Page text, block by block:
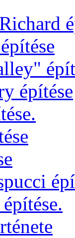
építése